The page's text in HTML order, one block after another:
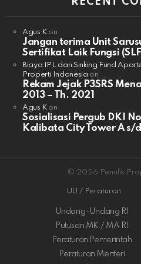
Agus Kon
Jangan terima Unit
Sertifikat Laik Fungsi
Biaya IPL dan Sinking Fund
Properti Indonesia on
Rekam Jejak P3SRS
2013 – Th. 2021
Agus Kon
Sosialisasi Pergub DKI
Kalibata City Tower A s/d
© 2026 Pemilik
UU / Peraturan
Undang-Undang RI
Putusan MK / MA RI
Peraturan Pemerintah
Peraturan Menteri